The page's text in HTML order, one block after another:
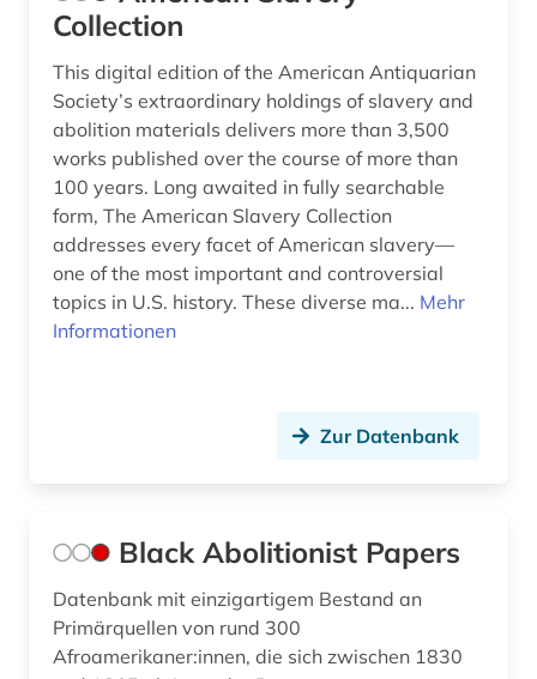
Collection
This digital edition of the American Antiquarian
Society’s extraordinary holdings of slavery and
abolition materials delivers more than 3,500
works published over the course of more than
100 years. Long awaited in fully searchable
form, The American Slavery Collection
addresses every facet of American slavery—
one of the most important and controversial
topics in U.S. history. These diverse ma... Mehr
Informationen
Zur Datenbank
Black Abolitionist Papers
Datenbank mit einzigartigem Bestand an
Primärquellen von rund 300
Afroamerikaner:innen, die sich zwischen 1830